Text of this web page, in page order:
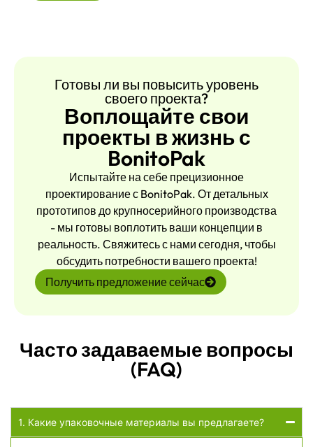
Готовы ли вы повысить уровень
своего проекта?
Воплощайте свои
проекты в жизнь с
BonitoPak
Испытайте на себе прецизионное
проектирование с BonitoPak. От детальных
прототипов до крупносерийного производства
- мы готовы воплотить ваши концепции в
реальность. Свяжитесь с нами сегодня, чтобы
обсудить потребности вашего проекта!
Получить предложение сейчас
Часто задаваемые вопросы
(FAQ)
1. Какие упаковочные материалы вы предлагаете?